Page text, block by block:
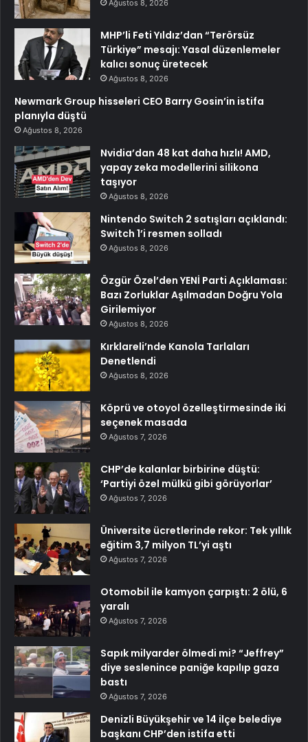
Ağustos 8, 2026
MHP’li Feti Yıldız’dan “Terörsüz
Türkiye” mesajı: Yasal düzenlemeler
kalıcı sonuç üretecek
Ağustos 8, 2026
Newmark Group hisseleri CEO Barry Gosin’in istifa
planıyla düştü
Ağustos 8, 2026
Nvidia’dan 48 kat daha hızlı! AMD,
yapay zeka modellerini silikona
taşıyor
Ağustos 8, 2026
Nintendo Switch 2 satışları açıklandı:
Switch 1’i resmen solladı
Ağustos 8, 2026
Özgür Özel’den YENİ Parti Açıklaması:
Bazı Zorluklar Aşılmadan Doğru Yola
Girilemiyor
Ağustos 8, 2026
Kırklareli’nde Kanola Tarlaları
Denetlendi
Ağustos 8, 2026
Köprü ve otoyol özelleştirmesinde iki
seçenek masada
Ağustos 7, 2026
CHP’de kalanlar birbirine düştü:
‘Partiyi özel mülkü gibi görüyorlar’
Ağustos 7, 2026
Üniversite ücretlerinde rekor: Tek yıllık
eğitim 3,7 milyon TL’yi aştı
Ağustos 7, 2026
Otomobil ile kamyon çarpıştı: 2 ölü, 6
yaralı
Ağustos 7, 2026
Sapık milyarder ölmedi mi? “Jeffrey”
diye seslenince paniğe kapılıp gaza
bastı
Ağustos 7, 2026
Denizli Büyükşehir ve 14 ilçe belediye
başkanı CHP’den istifa etti